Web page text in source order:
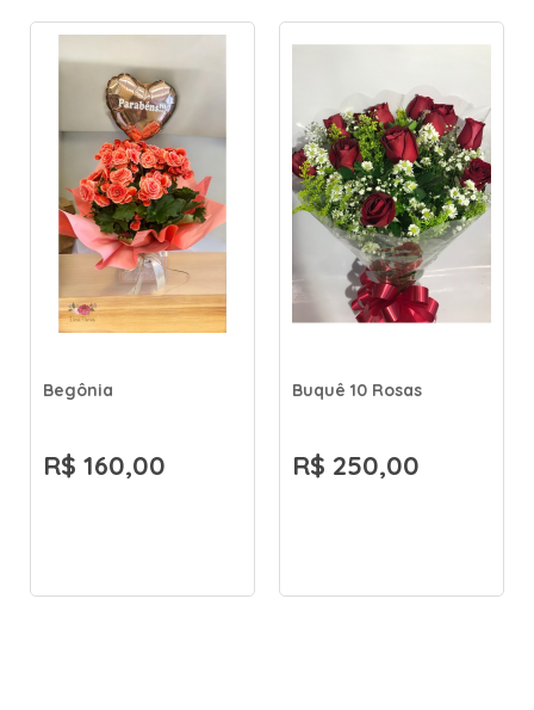
Begônia
R$ 160,00
Buquê 10 Rosas
R$ 250,00